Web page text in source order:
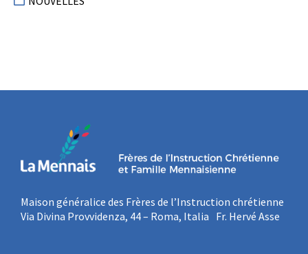
Maison généralice des Frères de l’Instruction chrétienne
Via Divina Provvidenza, 44 – Roma, Italia Fr. Hervé Asse